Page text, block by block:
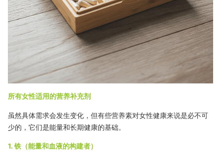
所有女性适用的营养补充剂
虽然具体需求会发生变化，但有些营养素对女性健康来说是必不可
少的，它们是能量和长期健康的基础。
1. 铁（能量和血液的构建者）